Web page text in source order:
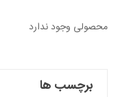
محصولی وجود ندارد
برچسب ها